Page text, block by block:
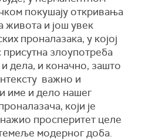
покушају откривања
живота и још увек
проналазака, у којој
присутна злоупотреба
дела, и коначно, зашто
важно и
име и дело нашег
који је
просперитет целе
модерног доба.